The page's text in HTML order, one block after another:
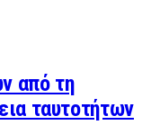
από τη
ταυτοτήτων